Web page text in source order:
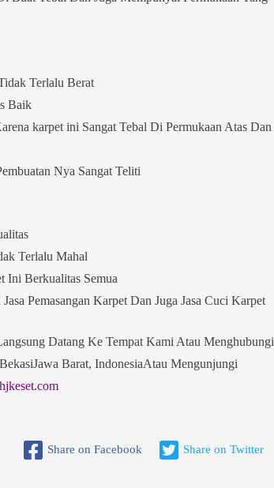
Terlalu Berat
Baik
karpet ini Sangat Tebal Di Permukaan Atas Dan
Nya Sangat Teliti
Terlalu Mahal
Ini Berkualitas Semua
Pemasangan Karpet Dan Juga Jasa Cuci Karpet
Datang Ke Tempat Kami Atau Menghubungi
Barat, IndonesiaAtau Mengunjungi
hjkeset.com
Share on Facebook Share on Twitter